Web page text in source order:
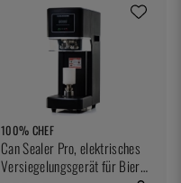
100% CHEF
Can Sealer Pro, elektrisches
Versiegelungsgerät für Bier-